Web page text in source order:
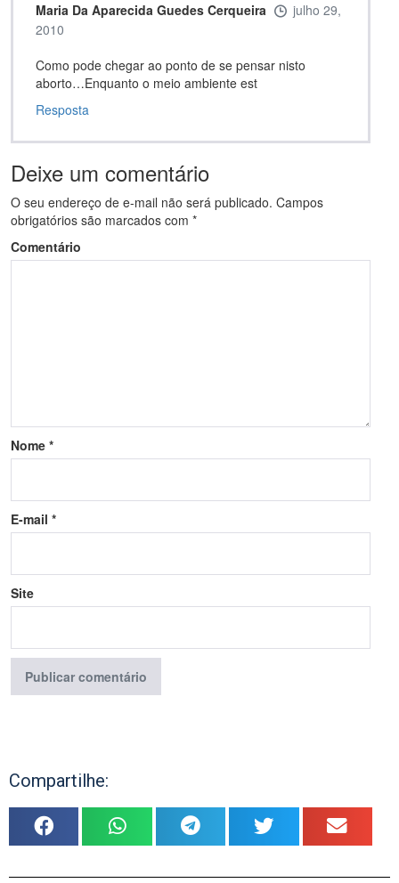
Maria Da Aparecida Guedes Cerqueira
julho 29,
2010
Como pode chegar ao ponto de se pensar nisto
aborto…Enquanto o meio ambiente est
Resposta
Deixe um comentário
O seu endereço de e-mail não será publicado. Campos
obrigatórios são marcados com *
Comentário
Nome *
E-mail *
Site
Compartilhe: